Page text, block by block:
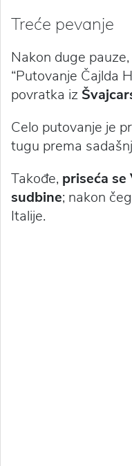
Treće pevanje
Nakon duge
“Putovanje Čajlda
povratka iz
Celo putovanje je
tugu prema
Takođe, priseća
sudbine; nakon
Italije.